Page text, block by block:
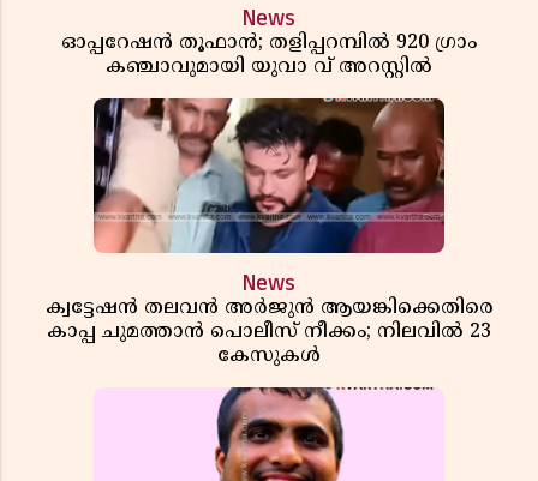
News
ഓപ്പറേഷൻ തൂഫാൻ; തളിപ്പറമ്പിൽ 920 ഗ്രാം
കഞ്ചാവുമായി യുവാ വ് അറസ്റ്റിൽ
News
ക്വട്ടേഷൻ തലവൻ അർജുൻ ആയങ്കിക്കെതിരെ
കാപ്പ ചുമത്താൻ പൊലീസ് നീക്കം; നിലവിൽ 23
കേസുകൾ